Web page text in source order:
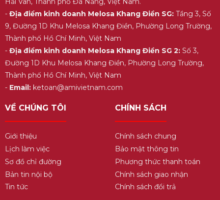
- Địa điểm kinh doanh Melosa Khang Điền SG:Tầng 3, Số
9, Đường 1D Khu Melosa Khang Điền, Phường Long Trường,
Thành phố Hồ Chí Minh, Việt Nam
- Địa điểm kinh doanh Melosa Khang Điền SG 2:Số 3,
Đường 1D Khu Melosa Khang Điền, Phường Long Trường,
Thành phố Hồ Chí Minh, Việt Nam
- Email:ketoan@amivietnam.com
VỀ CHÚNG TÔI
Giới thiệu
Lịch làm việc
Sơ đồ chỉ đường
Bản tin nội bộ
Tin tức
CHÍNH SÁCH
Chính sách chung
Bảo mật thông tin
Phương thức thanh toán
Chính sách giao nhận
Chính sách đổi trả